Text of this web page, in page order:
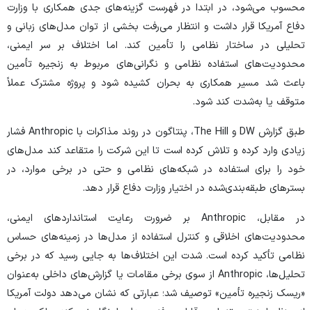
محسوب می‌شود، در ابتدا در فهرست گزینه‌های جدی همکاری با وزارت
دفاع آمریکا قرار داشت و انتظار می‌رفت بخشی از توان مدل‌های زبانی و
تحلیلی در ساختار نظامی را تأمین کند. اما اختلاف بر سر ایمنی،
محدودیت‌های استفاده نظامی و نگرانی‌های مربوط به زنجیره تأمین
باعث شد مسیر همکاری به بحران کشیده شود و پروژه مشترک عملاً
متوقف یا به‌شدت کند شود.
طبق گزارشDW و
، پنتاگون در روند مذاکرات با Anthropic فشار
زیادی وارد کرده و تلاش کرده است تا این شرکت را متقاعد کند مدل‌های
خود را برای استفاده در شبکه‌های نظامی و حتی در برخی موارد، در
بستر‌های طبقه‌بندی‌شده در اختیار وزارت دفاع قرار دهد.
در مقابل، Anthropic بر ضرورت رعایت استاندارد‌های ایمنی،
محدودیت‌های اخلاقی و کنترل استفاده از مدل‌ها در زمینه‌های حساس
نظامی تأکید کرده است. شدت این اختلاف‌ها به جایی رسید که در برخی
تحلیل‌ها، Anthropic از سوی برخی مقامات یا گزارش‌های داخلی به‌عنوان
«ریسک زنجیره تأمین» توصیف شد؛ عبارتی که نشان می‌دهد دولت آمریکا